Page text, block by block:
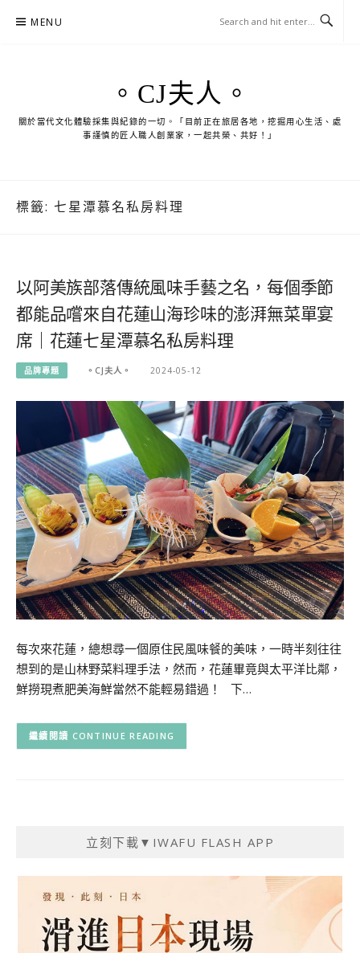
MENU
。CJ夫人。
關於當代文化體驗採集與紀錄的一切。「目前正在旅居各地，挖掘用心生活、處
事謹慎的匠人職人創業家，一起共榮、共好！」
標籤: 七星潭慕名私房料理
以阿美族部落傳統風味手藝之名，每個季節
都能品嚐來自花蓮山海珍味的澎湃無菜單宴
席｜花蓮七星潭慕名私房料理
品牌專題 。CJ夫人。 2024-05-12
每次來花蓮，總想尋一個原住民風味餐的美味，一時半刻往往
想到的是山林野菜料理手法，然而，花蓮畢竟與太平洋比鄰，
鮮撈現煮肥美海鮮當然不能輕易錯過！ 下…
CONTINUE READING
立刻下載▼IWAFU FLASH APP